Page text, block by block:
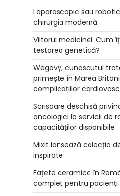
Laparoscopic sau
chirurgia modernă
Viitorul medicinei: Cum
testarea genetică?
Wegovy, cunoscutul
primește în Marea
complicațiilor
Scrisoare deschisă
oncologici la servicii de
capacităților disponibile
Mixit lansează colecția
inspirate
Fațete ceramice în
complet pentru pacienți